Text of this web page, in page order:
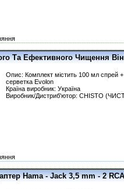
Та Ефективного Чищення
Опис: Комплект містить 100 мл спрей +
серветка Evolon
Країна виробник: Україна
Виробник/Дистриб'ютор: CHISTO
Hama - Jack 3,5 mm - 2 RCA